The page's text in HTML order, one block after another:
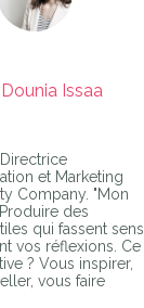
Dounia Issaa
et Marketing
Company. "Mon
des
qui fassent sens
vos réflexions. Ce
? Vous inspirer,
vous faire